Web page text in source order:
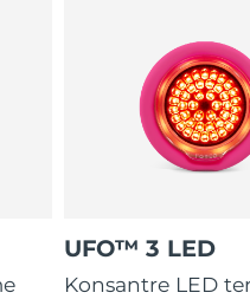
UFO™ 3 LED
Konsantre LED